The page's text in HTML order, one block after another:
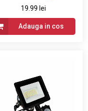
19.99 lei
Adauga in cos